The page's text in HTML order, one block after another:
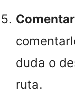
duda o
ruta.